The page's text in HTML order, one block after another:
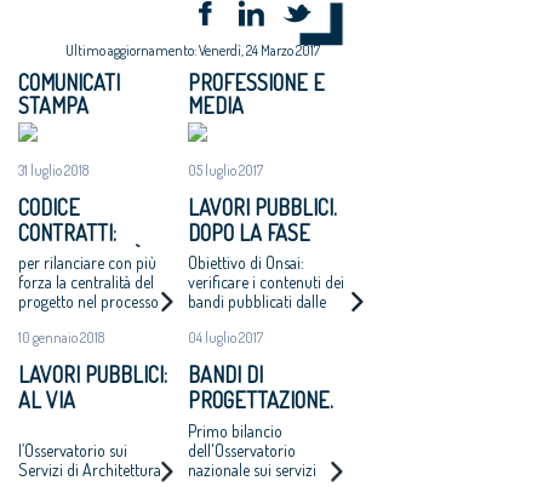
Ultimo aggiornamento: Venerdì, 24 Marzo 2017
COMUNICATI
STAMPA
31 luglio 2018
CODICE
CONTRATTI:
ARCHITETTI “È
NECESSARIA UNA
RIFORMA”
per rilanciare con più
forza la centralità del
progetto nel processo
lavori pubblici e per
studi professionali
medio-piccoli
10 gennaio 2018
LAVORI PUBBLICI:
AL VIA
AGGIORNAMENTO
SULL’ONSAI
l’Osservatorio sui
Servizi di Architettura
PROFESSIONE E
MEDIA
05 luglio 2017
LAVORI PUBBLICI.
DOPO LA FASE
SPERIMENTALE, I
PRIMI DATI
DELL'OSSERVATORIO
NAZIONALE SUI
SERVIZI DI
ARCHITETTURA E
INGEGNERIA
Obiettivo di Onsai:
verificare i contenuti dei
bandi pubblicati dalle
sull’intero territorio
04 luglio 2017
BANDI DI
PROGETTAZIONE.
ARCHITETTI: SU
100 AVVISI METÀ
HANNO I
Primo bilancio
dell'Osservatorio
nazionale sui servizi